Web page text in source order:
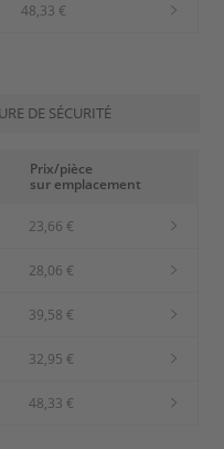
48,33 €
DE SÉCURITÉ
Prix/pièce
sur emplacement
23,66 €
28,06 €
39,58 €
32,95 €
48,33 €